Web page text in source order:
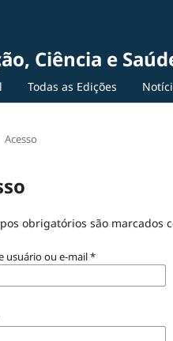
Ciência e
Todas as Edições
Acesso
obrigatórios são marcados
usuário ou e-mail*